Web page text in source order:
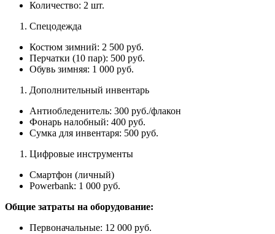
Количество: 2 шт.
Спецодежда
Костюм зимний: 2 500 руб.
Перчатки (10 пар): 500 руб.
Обувь зимняя: 1 000 руб.
Дополнительный инвентарь
Антиобледенитель: 300 руб./флакон
Фонарь налобный: 400 руб.
Сумка для инвентаря: 500 руб.
Цифровые инструменты
Смартфон (личный)
Powerbank: 1 000 руб.
Общие затраты на оборудование:
Первоначальные: 12 000 руб.